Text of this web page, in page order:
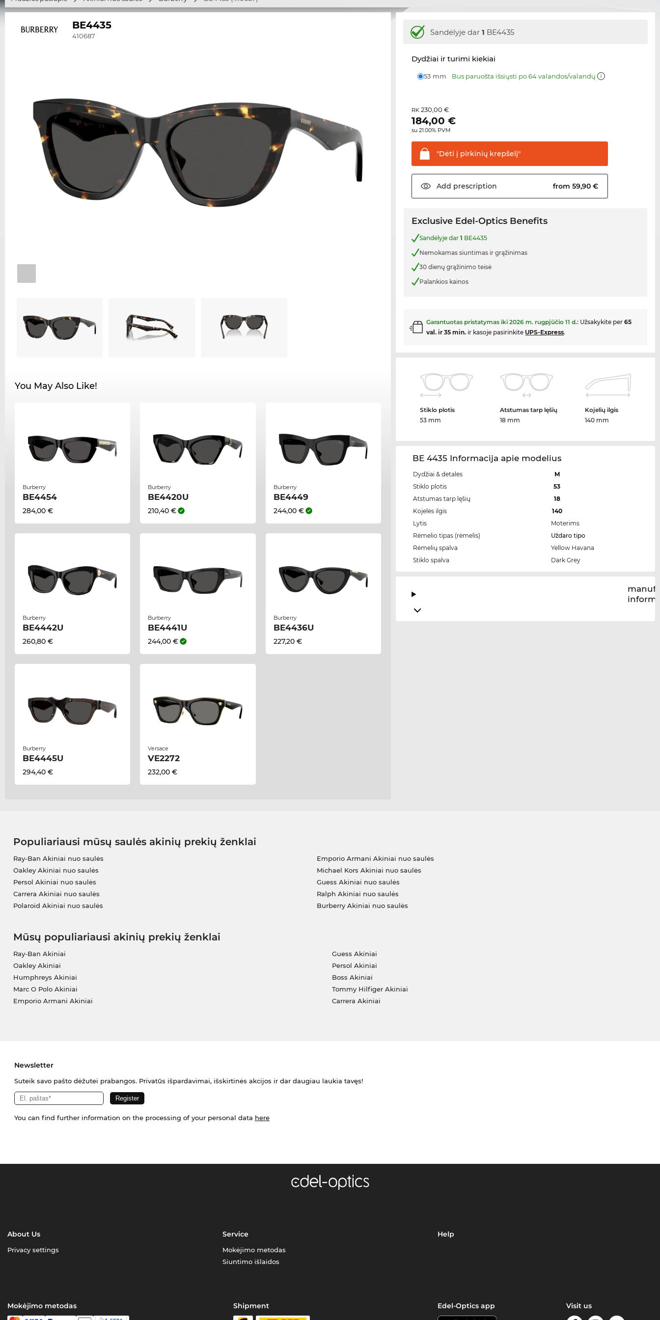
BE4435
410687
You May Also Like!
Burberry
BE4454
284,00 €
Burberry
BE4420U
210,40 €
Burberry
BE4449
244,00 €
Burberry
BE4442U
260,80 €
Burberry
BE4441U
244,00 €
Burberry
BE4436U
227,20 €
Burberry
BE4445U
294,40 €
Versace
VE2272
232,00 €
Sandėlyje dar1 BE4435
Dydžiai ir turimi kiekiai
53 mm Bus paruošta išsiųsti po 64 valandos/valandų
RK230,00 €
184,00 €
su 21.00% PVM
"Dėti į pirkinių krepšelį"
Add prescription from 59,90 €
Exclusive Edel-Optics Benefits
Sandėlyje dar1 BE4435
Nemokamas siuntimas ir grąžinimas
30 dienų grąžinimo teisė
Palankios kainos
Garantuotas pristatymas iki2026 m. rugpjūčio 11 d.: Užsakykite per65
val. ir 35 min. ir kasoje pasirinkite UPS-Express.
Stiklo plotis
53 mm
Atstumas tarp lęšių
18 mm
Kojelių ilgis
140 mm
BE 4435 Informacija apie modelius
Dydžiai & detalės
M
Stiklo plotis
53
Atstumas tarp lęšių
18
Kojelės ilgis
140
Lytis
Moterims
Rėmelio tipas (rėmelis)
Uždaro tipo
Rėmelių spalva
Yellow Havana
Stiklo spalva
Dark Grey
Populiariausi mūsų saulės akinių prekių ženklai
Ray-Ban Akiniai nuo saulės
Oakley Akiniai nuo saulės
Persol Akiniai nuo saulės
Carrera Akiniai nuo saulės
Polaroid Akiniai nuo saulės
Emporio Armani Akiniai nuo saulės
Michael Kors Akiniai nuo saulės
Guess Akiniai nuo saulės
Ralph Akiniai nuo saulės
Burberry Akiniai nuo saulės
Mūsų populiariausi akinių prekių ženklai
Ray-Ban Akiniai
Oakley Akiniai
Humphreys Akiniai
Marc O Polo Akiniai
Emporio Armani Akiniai
Guess Akiniai
Persol Akiniai
Boss Akiniai
Tommy Hilfiger Akiniai
Carrera Akiniai
Newsletter
Suteik savo pašto dėžutei prabangos. Privatūs išpardavimai, išskirtinės akcijos ir dar daugiau laukia tavęs!
You can find further information on the processing of your personal data here
About Us
Privacy settings
Service
Mokėjimo metodas
Siuntimo išlaidos
Help
Mokėjimo metodas Shipment Edel-Optics app Visit us